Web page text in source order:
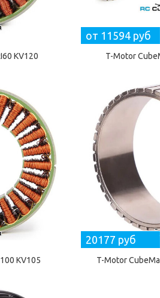
KV120
от 11594 руб
T-Motor
KV105
20177 руб
T-Motor